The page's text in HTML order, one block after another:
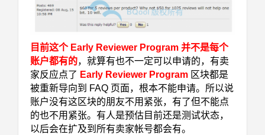
目前这个 Early Reviewer Program 并不是每个
账户都有的，就算有也不一定可以申请的，有卖
家反应点了 Early Reviewer Program 区块都是
被重新导向到 FAQ 页面，根本不能申请。所以说
账户没有这区块的朋友不用紧张，有了但不能点
的也不用紧张。有人是预估目前还是测试状态，
以后会在扩及到所有卖家帐号都会有。